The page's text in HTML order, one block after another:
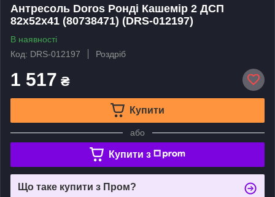
Антресоль Doros Ронді Кашемір 2 ДСП
82х52х41 (80738471) (DRS-012197)
В наявності
Код: DRS-012197
Роздріб
1 517 ₴
Купити
або
Купити з
Що таке купити з Пром?